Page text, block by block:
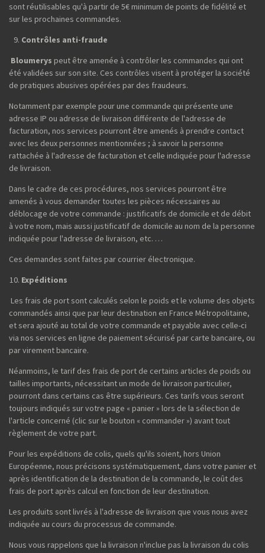
sont réutilisables qu'à partir de 5€ minimum de points de fidélité et
sur les prochaines commandes.
Contrôles anti-fraude
Bloumerys peut être amenée à contrôler les commandes qui ont
été validées sur son site. Ces contrôles visent à protéger la société
de pratiques abusives opérées par des fraudeurs.
Notamment par exemple pour une commande qui présente une
adresse IP ou adresse de livraison différente de l'adresse de
facturation, nos services pourront être amenés à prendre contact
avec les deux personnes mentionnées ; à savoir la personne
rattachée à l'adresse de facturation et celle indiquée pour l'adresse
de livraison.
Dans le cadre de ces procédures, nos services pourront être
amenés à vous demander toutes les pièces nécessaires au
déblocage de votre commande : justificatifs de domicile et de débit
à votre nom, mais aussi justificatif de domicile au nom de la personne
indiquée pour l'adresse de livraison, etc. …
Ces demandes sont faites par courrier électronique.
Expéditions
Les frais de port sont calculés selon le poids et le volume des objets
commandés ainsi que par leur destination en France Métropolitaine,
et sera ajouté au total de votre commande et payable avec celle-ci
via nos services en ligne de paiement sécurisé par carte bancaire, ou
par virement bancaire.
Néanmoins, le tarif des frais de port de certains articles de poids ou
tailles importants, nécessitant un mode de livraison particulier,
pourront dans certains cas être supérieurs. Ces tarifs vous seront
toujours indiqués sur votre page « panier » lors de la sélection de
l'article concerné (clic sur le bouton « commander ») avant tout
règlement de votre part.
Pour les expéditions de colis, quels qu'ils soient, hors Union
Européenne, nous précisons systématiquement, dans votre panier et
après identification de la destination de la commande, le coût des
frais de port après calcul en fonction de leur destination.
Les produits sont livrés à l'adresse de livraison que vous nous avez
indiquée au cours du processus de commande.
Nous vous rappelons que la livraison n'inclue pas la livraison du colis